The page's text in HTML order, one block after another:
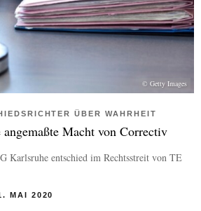
© Getty Images
ÜBER WAHRHEIT
Macht von Correctiv
Karlsruhe entschied im Rechtsstreit von TE
MAI 2020